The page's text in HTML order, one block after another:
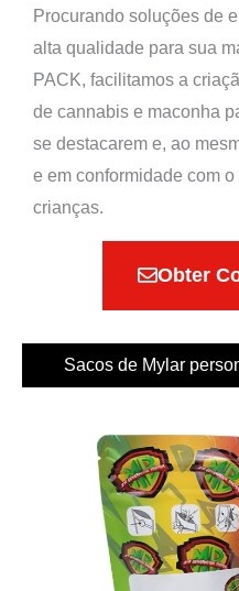
Procurando soluções de
alta qualidade para sua
PACK, facilitamos a
de cannabis e maconha
se destacarem e, ao
e em conformidade com
crianças.
Obter
Sacos de Mylar